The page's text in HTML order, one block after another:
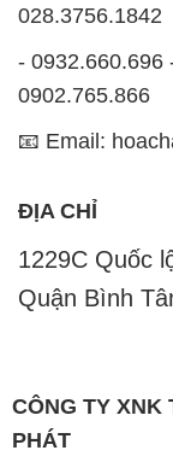
ĐỊA CHỈ
1229C Quốc
Quận Bình
CÔNG TY
PHÁT
các loại hóa
Chúng tôi cam